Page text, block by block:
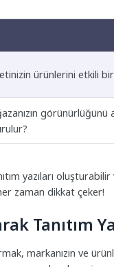
ürünlerini etkili
görünürlüğünü
yazıları oluşturabilir
zaman dikkat çeker!
Tanıtım
markanızın ve